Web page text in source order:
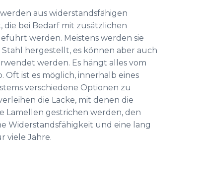
aus widerstandsfähigen
die bei Bedarf mit zusätzlichen
werden. Meistens werden sie
hergestellt, es können aber auch
werden. Es hängt alles vom
Oft ist es möglich, innerhalb eines
verschiedene Optionen zu
die Lacke, mit denen die
Lamellen gestrichen werden, den
Widerstandsfähigkeit und eine lang
viele Jahre.